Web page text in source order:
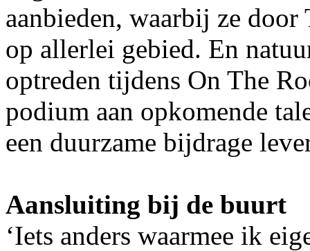
aanbieden, waarbij ze
op allerlei gebied. En
optreden tijdens On The
podium aan opkomende
een duurzame bijdrage
Aansluiting bij de buurt
‘Iets anders waarmee ik